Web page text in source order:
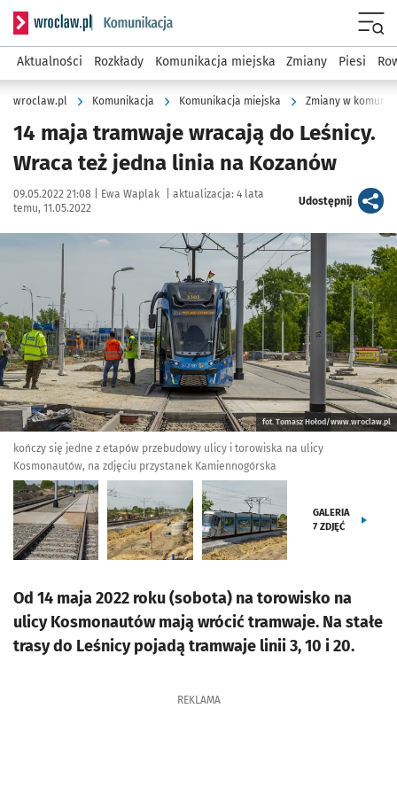
Serwis informacyjny wroclaw.pl podserwis: Komunikacja
Aktualności Rozkłady Komunikacja miejska Zmiany Piesi
wroclaw.pl Komunikacja Komunikacja miejska Zmiany w
14 maja tramwaje wracają do Leśnicy.
Wraca też jedna linia na Kozanów
Data publikacji:
09.05.2022 21:08 | Autor:
Ewa Waplak aktualizacja: 4 lata
temu, 11.05.2022
Udostępnijartykuł
Kliknij, aby zobaczyć galerię
Kliknij, aby powiększyć
fot. Tomasz Hołod/www.wroclaw.pl
kończy się jedne z etapów przebudowy ulicy i torowiska na ulicy
Kosmonautów, na zdjęciu przystanek Kamiennogórska
GALERIA
7 ZDJĘĆ
Od 14 maja 2022 roku (sobota) na torowisko na
ulicy Kosmonautów mają wrócić tramwaje. Na stałe
trasy do Leśnicy pojadą tramwaje linii 3, 10 i 20.
REKLAMA